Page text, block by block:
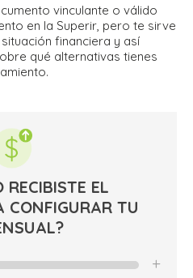
vinculante o válido
en la Superir, pero te sirve
financiera y así
qué alternativas tienes
EL
CONFIGURAR TU
+